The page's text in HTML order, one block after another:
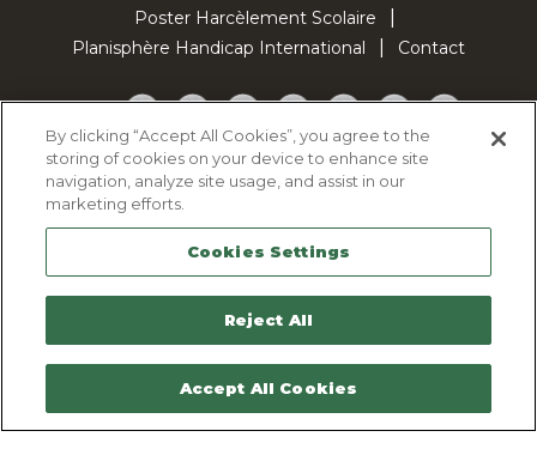
Poster Harcèlement Scolaire
Planisphère Handicap International
Contact
Facebook
TwitterYouTubePinterestInstagramLinkedInTikTok
Politique d'utilisation des cookies
Politique de confidentialité
Mentions légales
Plan du site
Contactez-nous
By clicking “Accept All Cookies”, you agree to the
storing of cookies on your device to enhance site
navigation, analyze site usage, and assist in our
marketing efforts.
Cookies Settings
Reject All
Accept All Cookies